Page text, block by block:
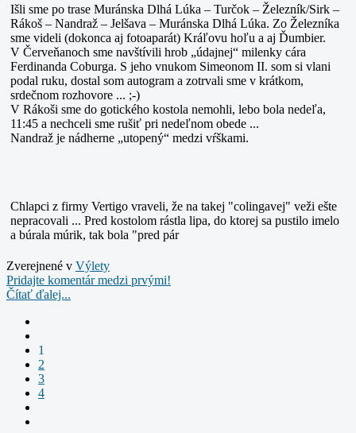
Išli sme po trase Muránska Dlhá Lúka – Turčok – Železník/Sirk –
Rákoš – Nandraž – Jelšava – Muránska Dlhá Lúka. Zo Železníka
sme videli (dokonca aj fotoaparát) Kráľovu hoľu a aj Ďumbier.
V Červeňanoch sme navštívili hrob „údajnej“ milenky cára
Ferdinanda Coburga. S jeho vnukom Simeonom II. som si vlani
podal ruku, dostal som autogram a zotrvali sme v krátkom,
srdečnom rozhovore ... ;-)
V Rákoši sme do gotického kostola nemohli, lebo bola nedeľa,
11:45 a nechceli sme rušiť pri nedeľnom obede ...
Nandraž je nádherne „utopený“ medzi vŕškami.
Chlapci z firmy Vertigo vraveli, že na takej "colingavej" veži ešte
nepracovali ... Pred kostolom rástla lipa, do ktorej sa pustilo imelo
a búrala múrik, tak bola "pred pár
Zverejnené v Výlety
Pridajte komentár medzi prvými!
Čítať ďalej...
1
2
3
4